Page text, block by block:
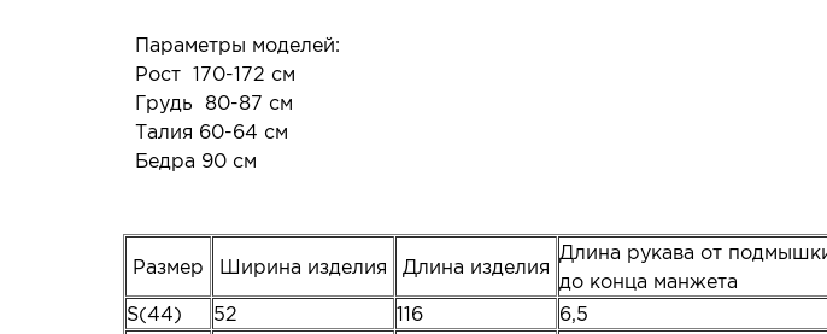
Параметры моделей:
Рост 170-172 см
Грудь 80-87 см
Талия 60-64 см
Бедра 90 см
Размер Ширина изделия Длина изделия
Длина рукава от
до конца манжета
S(44)
52 116
6,5